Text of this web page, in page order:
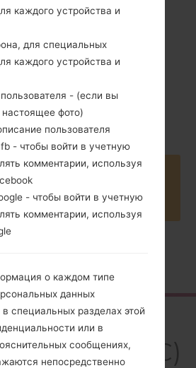
2009
on Amazon
каждого устройства и
для специальных
каждого устройства и
- (если вы
настоящее фото)
пользователя
- чтобы войти в учетную
комментарии, используя
- чтобы войти в учетную
комментарии, используя
о каждом типе
данных
специальных разделах этой
или в
сообщениях,
непосредственно